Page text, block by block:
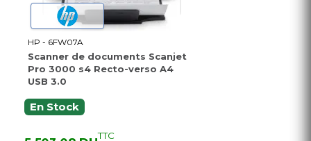
HP - 6FW07A
Scanner de documents Scanjet
Pro 3000 s4 Recto-verso A4
USB 3.0
En Stock
TTC